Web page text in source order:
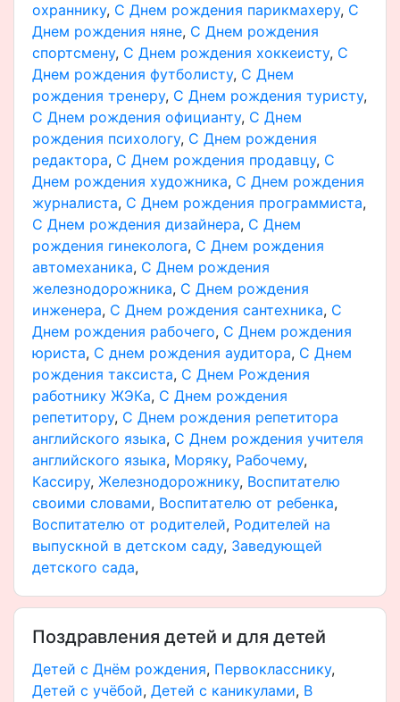
охраннику, С Днем рождения парикмахеру, С
Днем рождения няне, С Днем рождения
спортсмену, С Днем рождения хоккеисту, С
Днем рождения футболисту, С Днем
рождения тренеру, С Днем рождения туристу,
С Днем рождения официанту, С Днем
рождения психологу, С Днем рождения
редактора, С Днем рождения продавцу, С
Днем рождения художника, С Днем рождения
журналиста, С Днем рождения программиста,
С Днем рождения дизайнера, С Днем
рождения гинеколога, С Днем рождения
автомеханика, С Днем рождения
железнодорожника, С Днем рождения
инженера, С Днем рождения сантехника, С
Днем рождения рабочего, С Днем рождения
юриста, С днем рождения аудитора, С Днем
рождения таксиста, С Днем Рождения
работнику ЖЭКа, С Днем рождения
репетитору, С Днем рождения репетитора
английского языка, С Днем рождения учителя
английского языка, Моряку, Рабочему,
Кассиру, Железнодорожнику, Воспитателю
своими словами, Воспитателю от ребенка,
Воспитателю от родителей, Родителей на
выпускной в детском саду, Заведующей
детского сада,
Поздравления детей и для детей
Детей с Днём рождения, Первокласснику,
Детей с учёбой, Детей с каникулами, В